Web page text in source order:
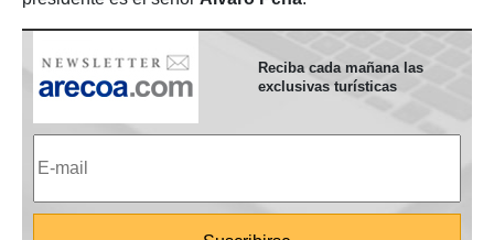
Reciba cada mañana las
exclusivas turísticas